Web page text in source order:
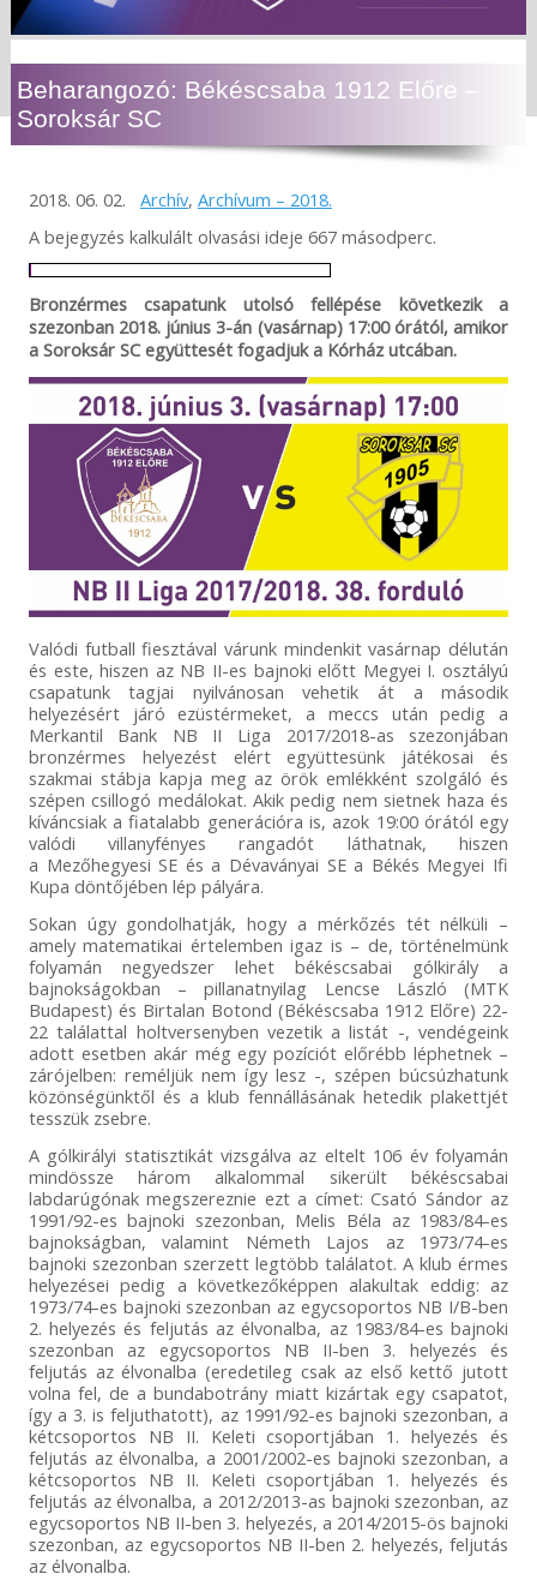
Beharangozó: Békéscsaba 1912 Előre –
Soroksár SC
2018. 06. 02. Archív, Archívum – 2018.
A bejegyzés kalkulált olvasási ideje 667 másodperc.
Bronzérmes csapatunk utolsó fellépése következik a
szezonban 2018. június 3-án (vasárnap) 17:00 órától, amikor
a Soroksár SC együttesét fogadjuk a Kórház utcában.
Valódi futball fiesztával várunk mindenkit vasárnap délután
és este, hiszen az NB II-es bajnoki előtt Megyei I. osztályú
csapatunk tagjai nyilvánosan vehetik át a második
helyezésért járó ezüstérmeket, a meccs után pedig a
Merkantil Bank NB II Liga 2017/2018-as szezonjában
bronzérmes helyezést elért együttesünk játékosai és
szakmai stábja kapja meg az örök emlékként szolgáló és
szépen csillogó medálokat. Akik pedig nem sietnek haza és
kíváncsiak a fiatalabb generációra is, azok 19:00 órától egy
valódi villanyfényes rangadót láthatnak, hiszen
a Mezőhegyesi SE és a Dévaványai SE a Békés Megyei Ifi
Kupa döntőjében lép pályára.
Sokan úgy gondolhatják, hogy a mérkőzés tét nélküli –
amely matematikai értelemben igaz is – de, történelmünk
folyamán negyedszer lehet békéscsabai gólkirály a
bajnokságokban – pillanatnyilag Lencse László (MTK
Budapest) és Birtalan Botond (Békéscsaba 1912 Előre) 22-
22 találattal holtversenyben vezetik a listát -, vendégeink
adott esetben akár még egy pozíciót előrébb léphetnek –
zárójelben: reméljük nem így lesz -, szépen búcsúzhatunk
közönségünktől és a klub fennállásának hetedik plakettjét
tesszük zsebre.
A gólkirályi statisztikát vizsgálva az eltelt 106 év folyamán
mindössze három alkalommal sikerült békéscsabai
labdarúgónak megszereznie ezt a címet: Csató Sándor az
1991/92-es bajnoki szezonban, Melis Béla az 1983/84-es
bajnokságban, valamint Németh Lajos az 1973/74-es
bajnoki szezonban szerzett legtöbb találatot. A klub érmes
helyezései pedig a következőképpen alakultak eddig: az
1973/74-es bajnoki szezonban az egycsoportos NB I/B-ben
2. helyezés és feljutás az élvonalba, az 1983/84-es bajnoki
szezonban az egycsoportos NB II-ben 3. helyezés és
feljutás az élvonalba (eredetileg csak az első kettő jutott
volna fel, de a bundabotrány miatt kizártak egy csapatot,
így a 3. is feljuthatott), az 1991/92-es bajnoki szezonban, a
kétcsoportos NB II. Keleti csoportjában 1. helyezés és
feljutás az élvonalba, a 2001/2002-es bajnoki szezonban, a
kétcsoportos NB II. Keleti csoportjában 1. helyezés és
feljutás az élvonalba, a 2012/2013-as bajnoki szezonban, az
egycsoportos NB II-ben 3. helyezés, a 2014/2015-ös bajnoki
szezonban, az egycsoportos NB II-ben 2. helyezés, feljutás
az élvonalba.